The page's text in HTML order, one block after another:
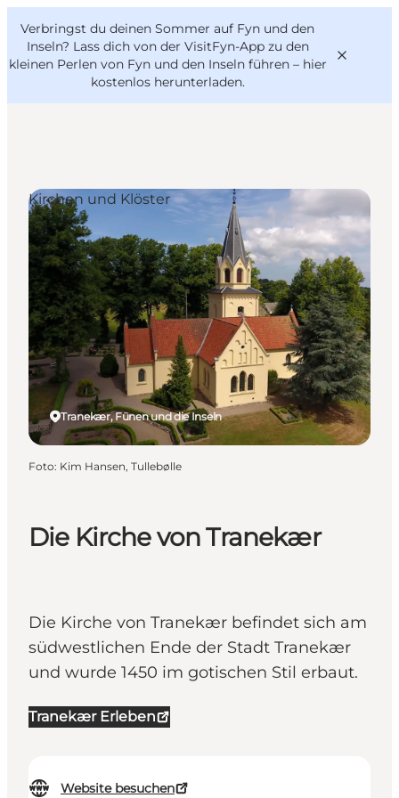
Verbringst du deinen Sommer auf Fyn und den
Inseln? Lass dich von der VisitFyn-App zu den
kleinen Perlen von Fyn und den Inseln führen – hier
kostenlos herunterladen.
Reise Ideen
Outdoor & bike
Essen & trinken
Übernachtung
VisitFyn
Deutsch
Die Kirche von Tranekær
Die Kirche von Tranekær befindet sich am
südwestlichen Ende der Stadt Tranekær
und wurde 1450 im gotischen Stil erbaut.
Tranekær Erleben
Website besuchen
Tranekær, Fünen und die Inseln
Kirchen und Klöster
Foto: Kim Hansen, Tullebølle